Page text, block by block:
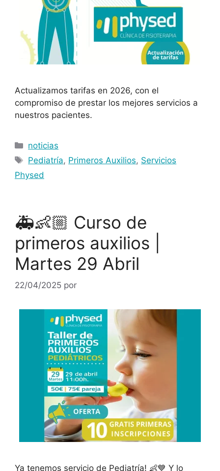
Actualizamos tarifas en 2026, con el
compromiso de prestar los mejores servicios a
nuestros pacientes.
noticias
Pediatría, Primeros Auxilios, Servicios
Physed
🚑👶🏼 Curso de
primeros auxilios |
Martes 29 Abril
22/04/2025 por
Ya tenemos servicio de Pediatría! 👶💙 Y lo